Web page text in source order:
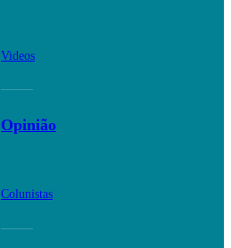
Videos
Opinião
Colunistas